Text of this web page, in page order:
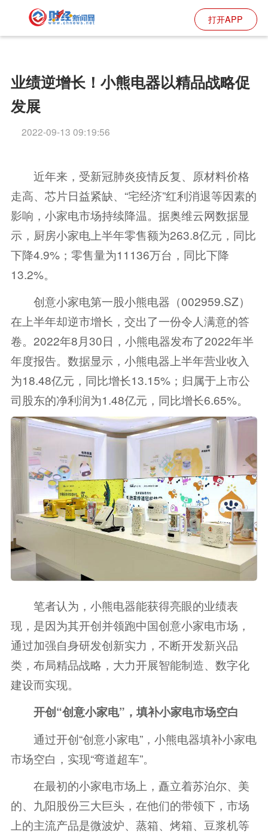
打开APP
业绩逆增长！小熊电器以精品战略促
发展
2022-09-13 09:19:56
近年来，受新冠肺炎疫情反复、原材料价格
走高、芯片日益紧缺、“宅经济”红利消退等因素的
影响，小家电市场持续降温。据奥维云网数据显
示，厨房小家电上半年零售额为263.8亿元，同比
下降4.9%；零售量为11136万台，同比下降
13.2%。
创意小家电第一股小熊电器（002959.SZ）
在上半年却逆市增长，交出了一份令人满意的答
卷。2022年8月30日，小熊电器发布了2022年半
年度报告。数据显示，小熊电器上半年营业收入
为18.48亿元，同比增长13.15%；归属于上市公
司股东的净利润为1.48亿元，同比增长6.65%。
笔者认为，小熊电器能获得亮眼的业绩表
现，是因为其开创并领跑中国创意小家电市场，
通过加强自身研发创新实力，不断开发新兴品
类，布局精品战略，大力开展智能制造、数字化
建设而实现。
开创“创意小家电”，填补小家电市场空白
通过开创“创意小家电”，小熊电器填补小家电
市场空白，实现“弯道超车”。
在最初的小家电市场上，矗立着苏泊尔、美
的、九阳股份三大巨头，在他们的带领下，市场
上的主流产品是微波炉、蒸箱、烤箱、豆浆机等